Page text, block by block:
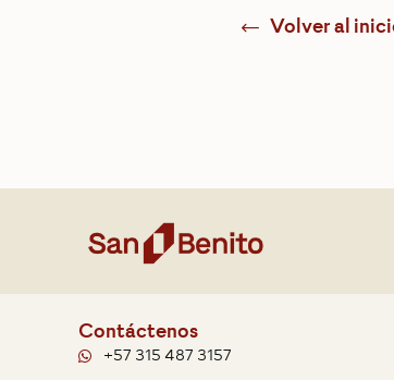
Volver al
Contáctenos
+57 315 487 3157